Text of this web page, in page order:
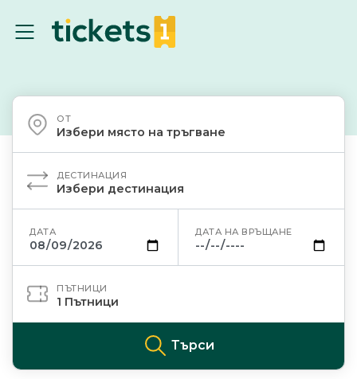
ОТ
Избери място на тръгване
ДЕСТИНАЦИЯ
Избери дестинация
ДАТА ДАТА НА ВРЪЩАНЕ
ПЪТНИЦИ
1 Пътници
Търси